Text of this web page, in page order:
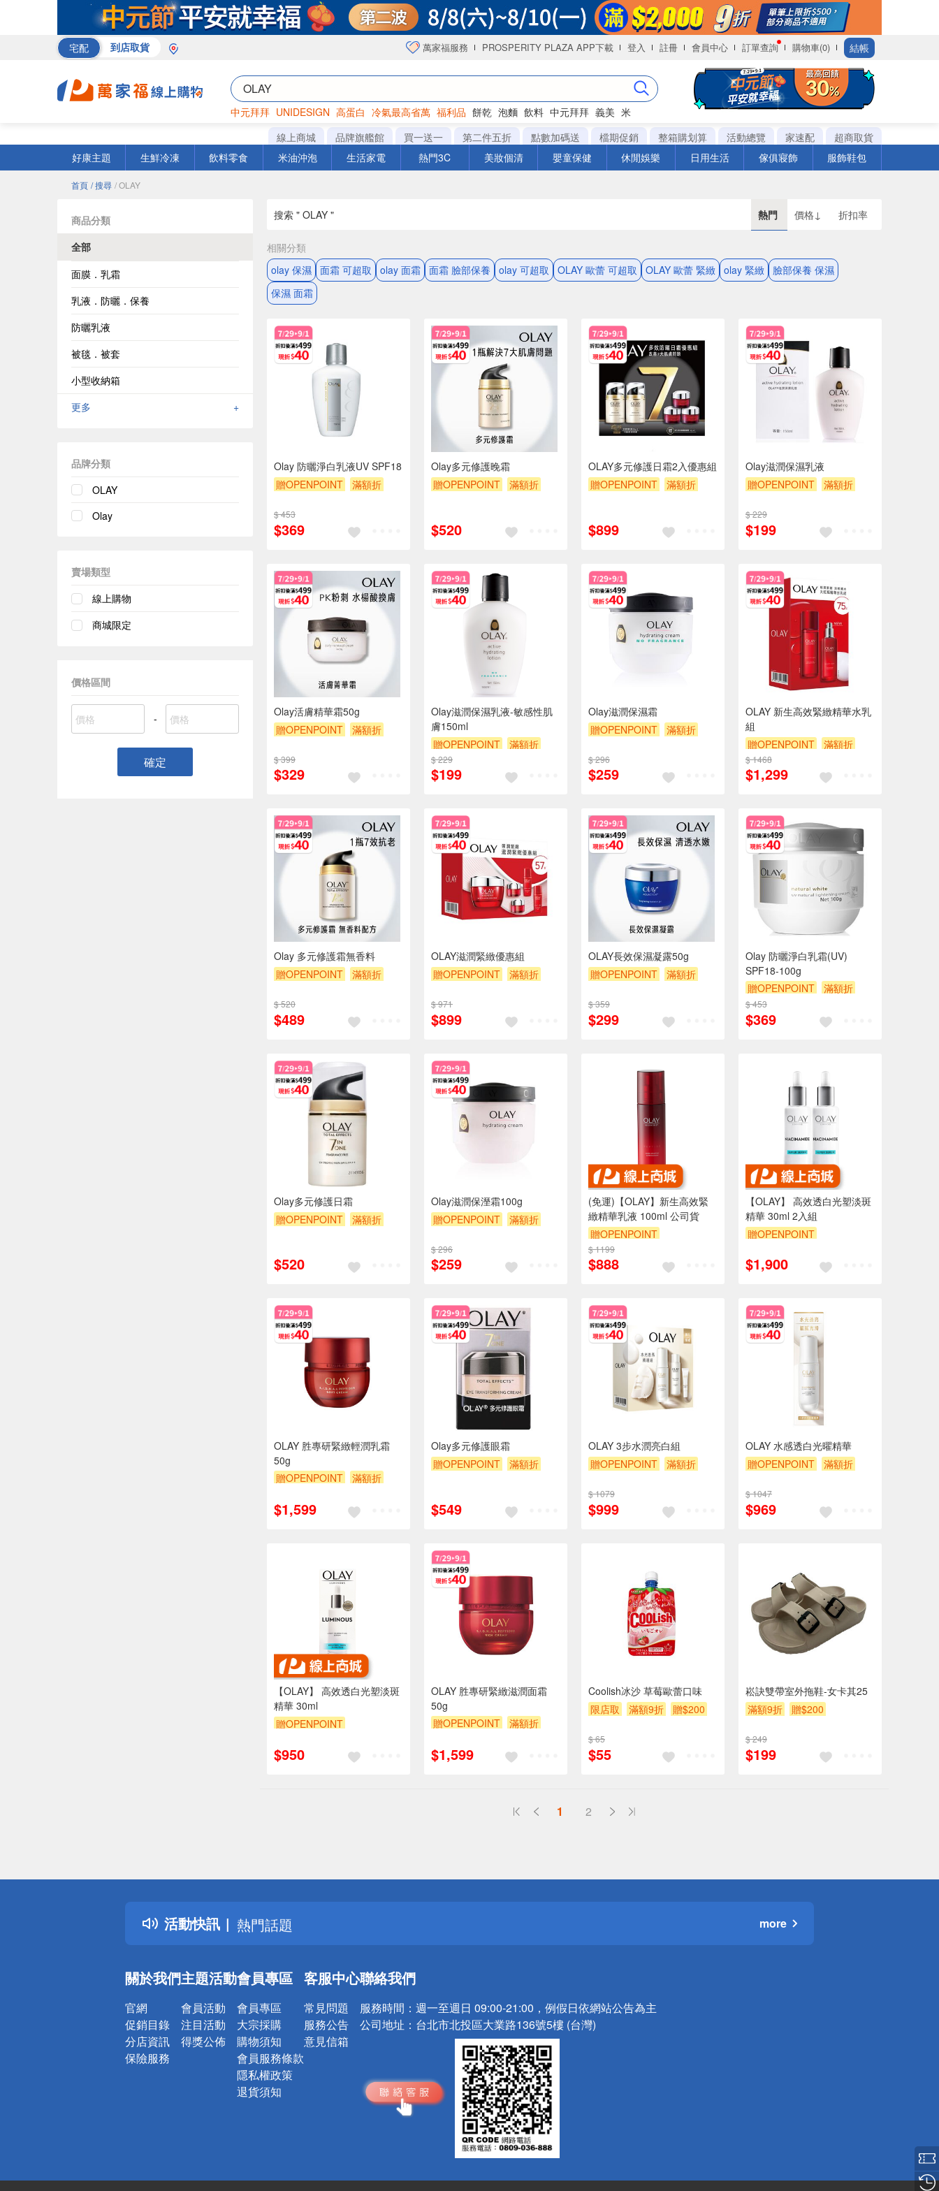
宅配 到店取貨 萬家福服務 PROSPERITY PLAZA APP下載 登入 註冊 會員中心 訂單查詢 購物車(0) 結帳
中元拜拜 UNIDESIGN 高蛋白 冷氣最高省萬 福利品 餅乾 泡麵 飲料 中元拜拜 義美 米
罐頭 海苔 洋芋片
線上商城 品牌旗艦館 買一送一 第二件五折 點數加碼送 檔期促銷 整箱購划算 活動總覽 家速配
超商取貨
好康主題
生鮮冷凍 飲料零食 米油沖泡 生活家電 熱門3C 美妝個清 嬰童保健 休閒娛樂 日用生活 傢俱寢飾 服飾鞋包
首頁 / 搜尋 / OLAY
商品分類
全部
面膜．乳霜
乳液．防曬．保養
防曬乳液
被毯．被套
小型收納箱
更多
+
品牌分類
OLAY
Olay
賣場類型
線上購物
商城限定
價格區間
-
確定
搜索 " OLAY " 熱門 價格↓ 折扣率
相關分類
olay 保濕 面霜 可超取 olay 面霜 面霜 臉部保養 olay 可超取 OLAY 歐蕾 可超取 OLAY 歐蕾 緊緻 olay 緊緻
臉部保養 保濕
保濕 面霜
Olay 防曬淨白乳液UV SPF18
贈OPENPOINT
滿額折
$ 453
$369
Olay多元修護晚霜
贈OPENPOINT
滿額折
$520
OLAY多元修護日霜2入優惠組
贈OPENPOINT
滿額折
$899
Olay滋潤保濕乳液
贈OPENPOINT
滿額折
$ 229
$199
Olay活膚精華霜50g
贈OPENPOINT
滿額折
$ 399
$329
Olay滋潤保濕乳液-敏感性肌
膚150ml
贈OPENPOINT
滿額折
贈$200
$ 229
$199
Olay滋潤保濕霜
贈OPENPOINT
滿額折
$ 296
$259
OLAY 新生高效緊緻精華水乳
組
贈OPENPOINT
滿額折
贈$200
$ 1468
$1,299
Olay 多元修護霜無香料
贈OPENPOINT
滿額折
$ 520
$489
OLAY滋潤緊緻優惠組
贈OPENPOINT
滿額折
$ 971
$899
OLAY長效保濕凝露50g
贈OPENPOINT
滿額折
$ 359
$299
Olay 防曬淨白乳霜(UV)
SPF18-100g
贈OPENPOINT
滿額折
贈$200
$ 453
$369
Olay多元修護日霜
贈OPENPOINT
滿額折
$520
Olay滋潤保溼霜100g
贈OPENPOINT
滿額折
$ 296
$259
(免運)【OLAY】新生高效緊
緻精華乳液 100ml 公司貨
贈OPENPOINT
$ 1199
$888
【OLAY】 高效透白光塑淡斑
精華 30ml 2入組
贈OPENPOINT
$1,900
OLAY 胜專研緊緻輕潤乳霜
50g
贈OPENPOINT
滿額折
$1,599
Olay多元修護眼霜
贈OPENPOINT
滿額折
$549
OLAY 3步水潤亮白組
贈OPENPOINT
滿額折
$ 1079
$999
OLAY 水感透白光曜精華
贈OPENPOINT
滿額折
$ 1047
$969
【OLAY】 高效透白光塑淡斑
精華 30ml
贈OPENPOINT
$950
OLAY 胜專研緊緻滋潤面霜
50g
贈OPENPOINT
滿額折
$1,599
Coolish冰沙 草莓歐蕾口味
限店取
滿額9折 贈$200
$ 65
$55
崧訣雙帶室外拖鞋-女卡其25
滿額9折
贈$200
$ 249
$199
1 2
活動快訊
詐騙網頁！請小心！
得獎公告
熱門話題
銀行優惠
詐騙網頁！請小心！
more
關於我們
官網
促銷目錄
分店資訊
保險服務
主題活動
會員活動
注目活動
得獎公佈
會員專區
會員專區
大宗採購
購物須知
會員服務條款
隱私權政策
退貨須知
客服中心
常見問題
服務公告
意見信箱
聯絡我們
服務時間： 週一至週日 09:00-21:00，例假日依網站公告為主
公司地址： 台北市北投區大業路136號5樓 (台灣)